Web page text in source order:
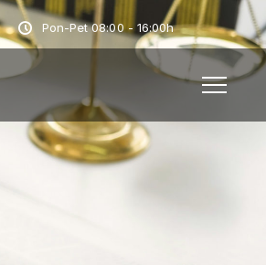
Pon-Pet 08:00 - 16:00h